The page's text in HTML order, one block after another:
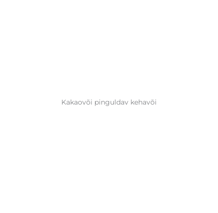
Kakaovõi pinguldav kehavõi